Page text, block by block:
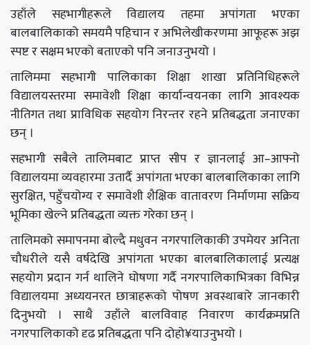
उहाँले सहभागीहरूले विद्यालय तहमा अपांगता भएका
बालबालिकाको समयमै पहिचान र अभिलेखीकरणमा आफूहरू अझ
स्पष्ट र सक्षम भएको बताएको पनि जनाउनुभयो ।
‎तालिममा सहभागी पालिकाका शिक्षा शाखा प्रतिनिधिहरूले
विद्यालयस्तरमा समावेशी शिक्षा कार्यान्वयनका लागि आवश्यक
नीतिगत तथा प्राविधिक सहयोग निरन्तर रहने प्रतिबद्धता जनाएका
छन् ।
सहभागी सबैले तालिमबाट प्राप्त सीप र ज्ञानलाई आ–आफ्नो
विद्यालयमा व्यवहारमा उतार्दै अपांगता भएका बालबालिकाका लागि
सुरक्षित, पहुँचयोग्य र समावेशी शैक्षिक वातावरण निर्माणमा सक्रिय
भूमिका खेल्ने प्रतिबद्धता व्यक्त गरेका छन् ।
तालिमको समापनमा बोल्दै मधुवन नगरपालिकाकी उपमेयर अनिता
चौधरीले यसै वर्षदेखि अपांगता भएका बालबालिकालाई प्रत्यक्ष
सहयोग प्रदान गर्न थालिने घोषणा गर्दै नगरपालिकाभित्रका विभिन्न
विद्यालयमा अध्ययनरत छात्राहरूको पोषण अवस्थाबारे जानकारी
दिनुभयो । साथै उहाँले बालविवाह निवारण कार्यक्रमप्रति
नगरपालिकाको दृढ प्रतिबद्धता पनि दोहो¥याउनुभयो ।